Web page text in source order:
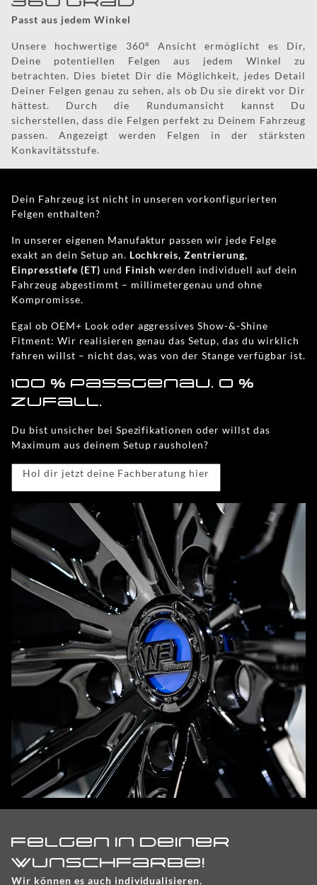
Passt aus jedem Winkel
Unsere hochwertige 360° Ansicht ermöglicht es Dir,
Deine potentiellen Felgen aus jedem Winkel zu
betrachten. Dies bietet Dir die Möglichkeit, jedes Detail
Deiner Felgen genau zu sehen, als ob Du sie direkt vor Dir
hättest. Durch die Rundumansicht kannst Du
sicherstellen, dass die Felgen perfekt zu Deinem Fahrzeug
passen. Angezeigt werden Felgen in der stärksten
Konkavitätsstufe.
Dein Fahrzeug ist nicht in unseren vorkonfigurierten
Felgen enthalten?
In unserer eigenen Manufaktur passen wir jede Felge
exakt an dein Setup an. Lochkreis, Zentrierung,
Einpresstiefe (ET) und Finish werden individuell auf dein
Fahrzeug abgestimmt – millimetergenau und ohne
Kompromisse.
Egal ob OEM+ Look oder aggressives Show-&-Shine
Fitment: Wir realisieren genau das Setup, das du wirklich
fahren willst – nicht das, was von der Stange verfügbar ist.
100 % passgenau. 0 %
Zufall.
Du bist unsicher bei Spezifikationen oder willst das
Maximum aus deinem Setup rausholen?
Hol dir jetzt deine Fachberatung hier
Felgen in Deiner
Wunschfarbe!
Wir können es auch individualisieren.